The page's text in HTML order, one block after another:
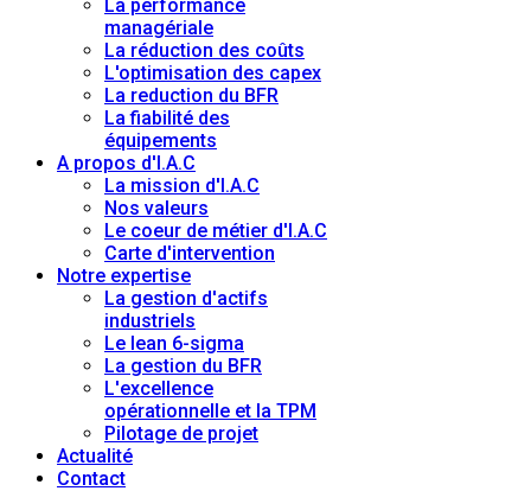
La performance
managériale
La réduction des coûts
L'optimisation des capex
La reduction du BFR
La fiabilité des
équipements
A propos d'I.A.C
La mission d'I.A.C
Nos valeurs
Le coeur de métier d'I.A.C
Carte d'intervention
Notre expertise
La gestion d'actifs
industriels
Le lean 6-sigma
La gestion du BFR
L'excellence
opérationnelle et la TPM
Pilotage de projet
Actualité
Contact